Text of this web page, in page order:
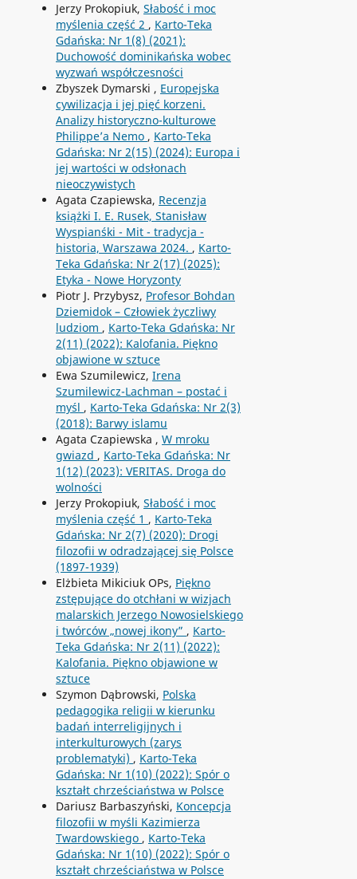
Jerzy Prokopiuk, Słabość i moc
myślenia część 2 , Karto-Teka
Gdańska: Nr 1(8) (2021):
Duchowość dominikańska wobec
wyzwań współczesności
Zbyszek Dymarski , Europejska
cywilizacja i jej pięć korzeni.
Analizy historyczno-kulturowe
Philippe’a Nemo , Karto-Teka
Gdańska: Nr 2(15) (2024): Europa i
jej wartości w odsłonach
nieoczywistych
Agata Czapiewska, Recenzja
książki I. E. Rusek, Stanisław
Wyspian´ski - Mit - tradycja -
historia, Warszawa 2024. , Karto-
Teka Gdańska: Nr 2(17) (2025):
Etyka - Nowe Horyzonty
Piotr J. Przybysz, Profesor Bohdan
Dziemidok – Człowiek życzliwy
ludziom , Karto-Teka Gdańska: Nr
2(11) (2022): Kalofania. Piękno
objawione w sztuce
Ewa Szumilewicz, Irena
Szumilewicz-Lachman – postać i
myśl , Karto-Teka Gdańska: Nr 2(3)
(2018): Barwy islamu
Agata Czapiewska , W mroku
gwiazd , Karto-Teka Gdańska: Nr
1(12) (2023): VERITAS. Droga do
wolności
Jerzy Prokopiuk, Słabość i moc
myślenia część 1 , Karto-Teka
Gdańska: Nr 2(7) (2020): Drogi
filozofii w odradzającej się Polsce
(1897-1939)
Elżbieta Mikiciuk OPs, Piękno
zstępujące do otchłani w wizjach
malarskich Jerzego Nowosielskiego
i twórców „nowej ikony” , Karto-
Teka Gdańska: Nr 2(11) (2022):
Kalofania. Piękno objawione w
sztuce
Szymon Dąbrowski, Polska
pedagogika religii w kierunku
badań interreligijnych i
interkulturowych (zarys
problematyki) , Karto-Teka
Gdańska: Nr 1(10) (2022): Spór o
kształt chrześciaństwa w Polsce
Dariusz Barbaszyński, Koncepcja
filozofii w myśli Kazimierza
Twardowskiego , Karto-Teka
Gdańska: Nr 1(10) (2022): Spór o
kształt chrześciaństwa w Polsce